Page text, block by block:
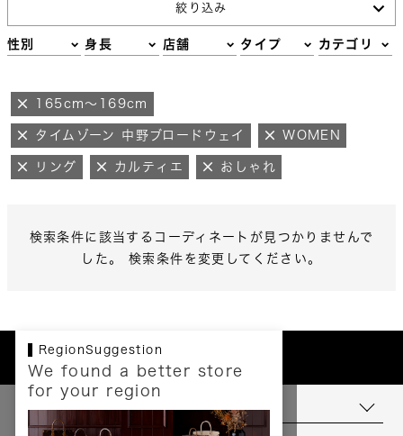
絞り込み
性別 身長 店舗 タイプ カテゴリ
165cm～169cm
タイムゾーン 中野ブロードウェイ WOMEN
リング カルティエ おしゃれ
検索条件に該当するコーディネートが見つかりませんで
した。 検索条件を変更してください。
RegionSuggestion
We found a better store
for your region
お支払いについて